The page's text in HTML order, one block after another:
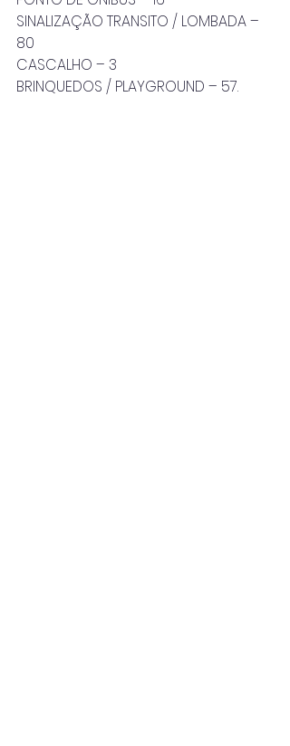
SINALIZAÇÃO TRANSITO / LOMBADA –
80
CASCALHO – 3
BRINQUEDOS / PLAYGROUND – 57.